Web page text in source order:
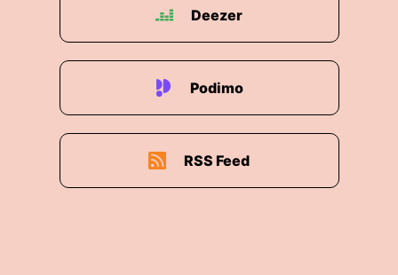
Deezer
Podimo
RSS Feed